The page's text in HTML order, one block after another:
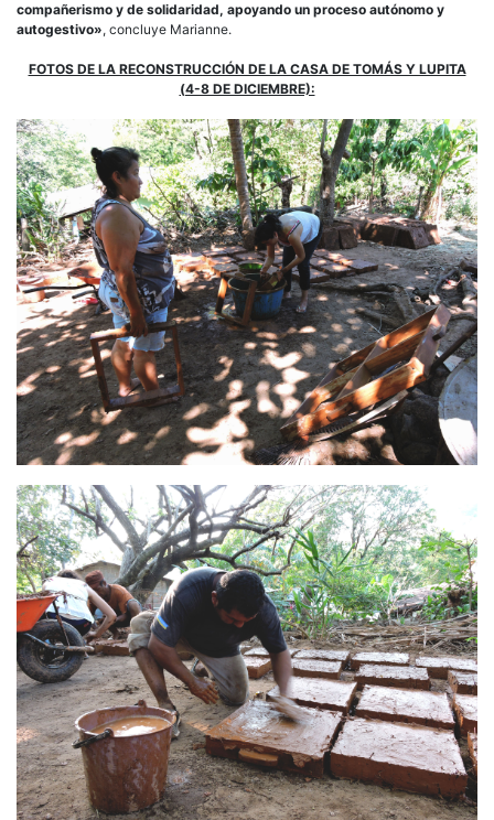
compañerismo y de solidaridad, apoyando un proceso autónomo y
autogestivo», concluye Marianne.
FOTOS DE LA RECONSTRUCCIÓN DE LA CASA DE TOMÁS Y LUPITA
(4-8 DE DICIEMBRE):